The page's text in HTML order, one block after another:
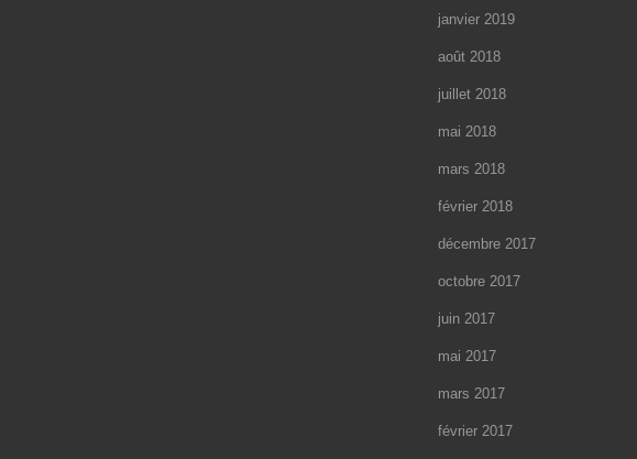
janvier 2019
août 2018
juillet 2018
mai 2018
mars 2018
février 2018
décembre 2017
octobre 2017
juin 2017
mai 2017
mars 2017
février 2017